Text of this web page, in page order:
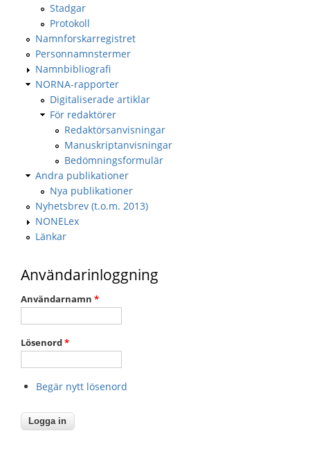
Stadgar
Protokoll
Namnforskarregistret
Personnamnstermer
Namnbibliografi
NORNA-rapporter
Digitaliserade artiklar
För redaktörer
Redaktörsanvisningar
Manuskriptanvisningar
Bedömningsformulär
Andra publikationer
Nya publikationer
Nyhetsbrev (t.o.m. 2013)
NONELex
Länkar
Användarinloggning
Användarnamn *
Lösenord*
Begär nytt lösenord